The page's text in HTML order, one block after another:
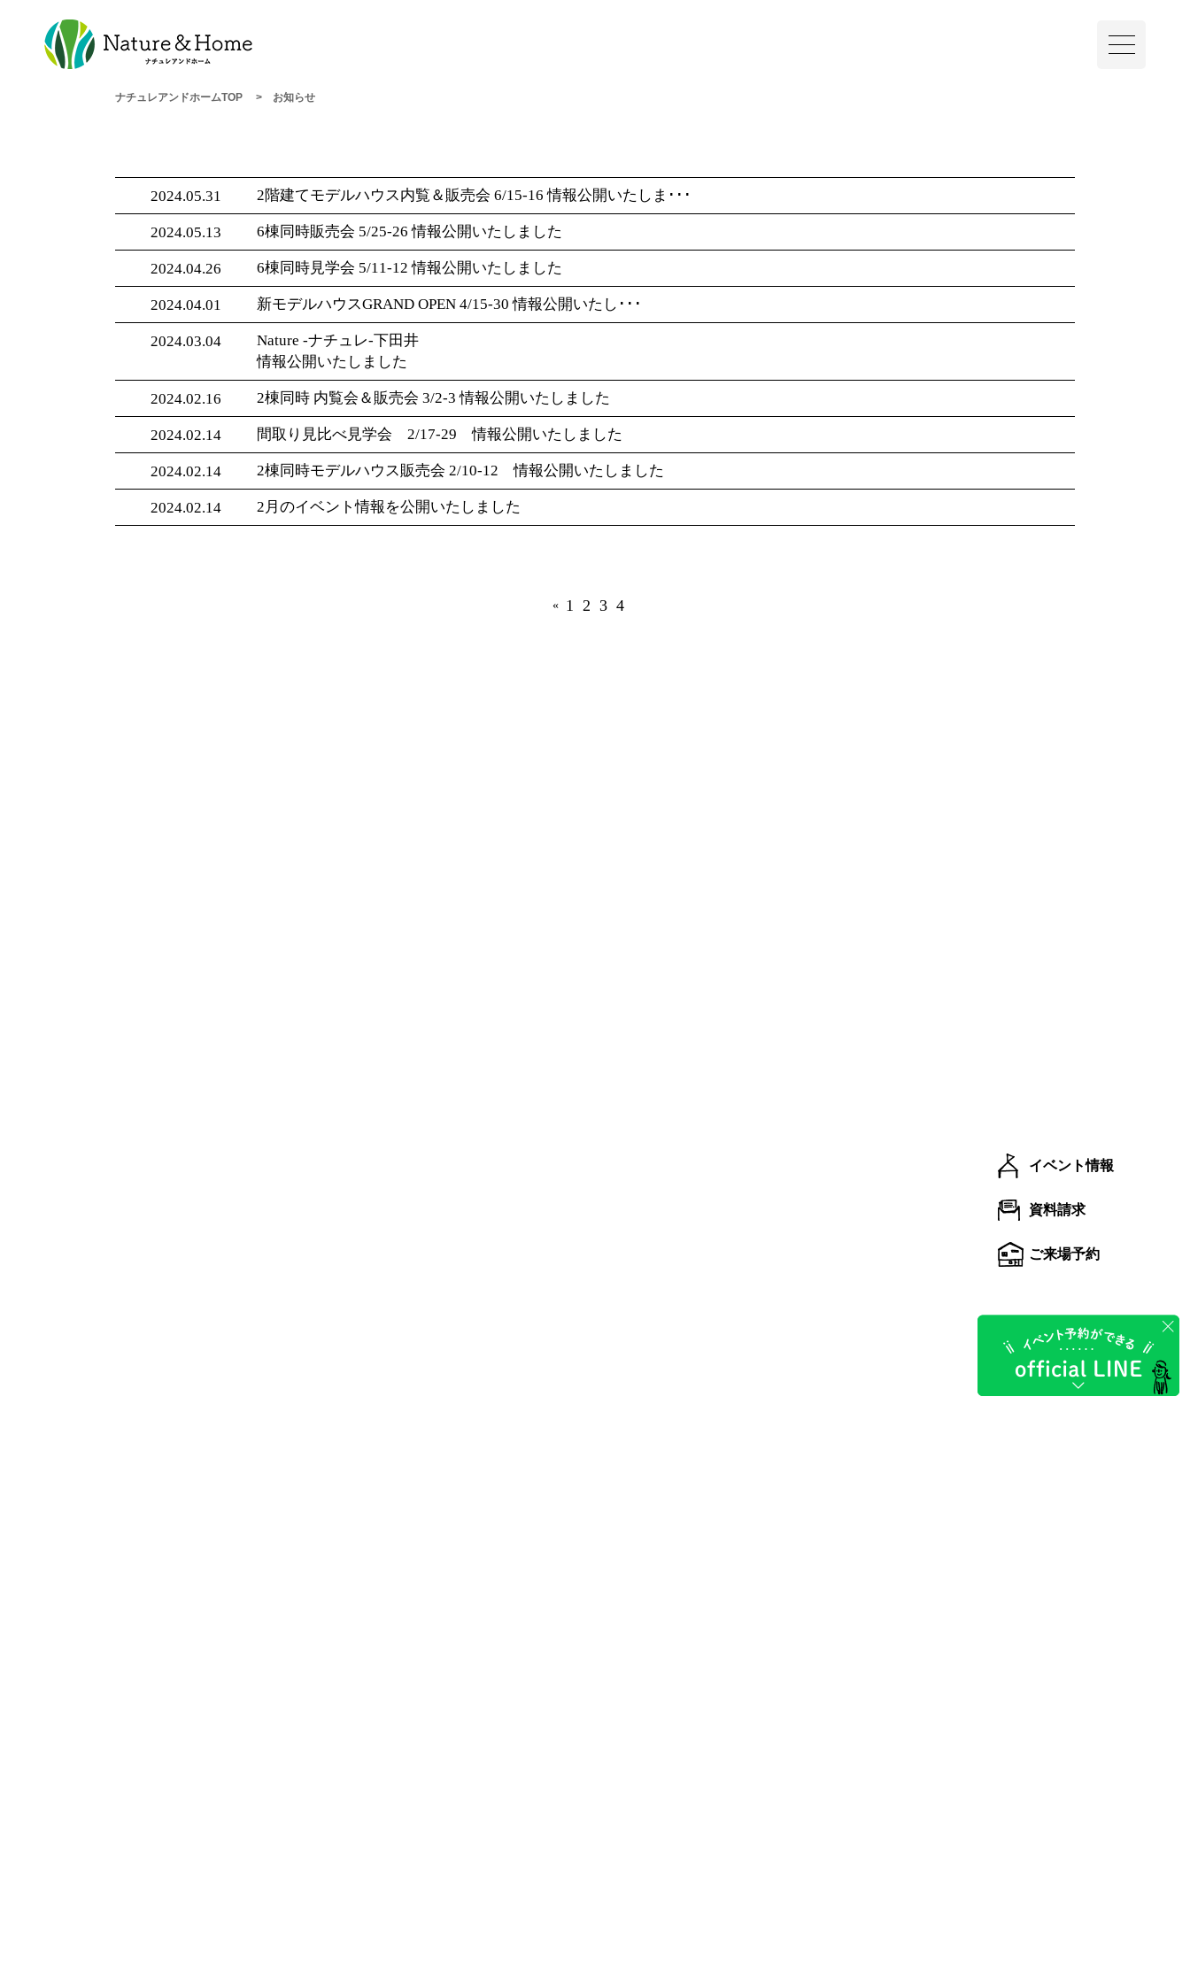
イベント情報
資料請求
ご来場予約
ナチュレアンドホームTOP お知らせ
2024.05.31 2階建てモデルハウス内覧＆販売会 6/15-16 情報公開いたしま･･･
2024.05.13 6棟同時販売会 5/25-26 情報公開いたしました
2024.04.26 6棟同時見学会 5/11-12 情報公開いたしました
2024.04.01 新モデルハウスGRAND OPEN 4/15-30 情報公開いたし･･･
2024.03.04
Nature -ナチュレ-下田井
情報公開いたしました
2024.02.16 2棟同時 内覧会＆販売会 3/2-3 情報公開いたしました
2024.02.14 間取り見比べ見学会 2/17-29 情報公開いたしました
2024.02.14 2棟同時モデルハウス販売会 2/10-12 情報公開いたしました
2024.02.14 2月のイベント情報を公開いたしました
« 1 2 3 4